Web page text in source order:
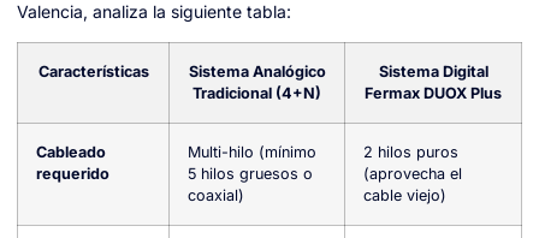
Valencia, analiza la siguiente tabla:
Características
Sistema Analógico
Tradicional (4+N)
Sistema Digital
Fermax DUOX Plus
Cableado
requerido
Multi-hilo (mínimo
5 hilos gruesos o
coaxial)
2 hilos puros
(aprovecha el
cable viejo)